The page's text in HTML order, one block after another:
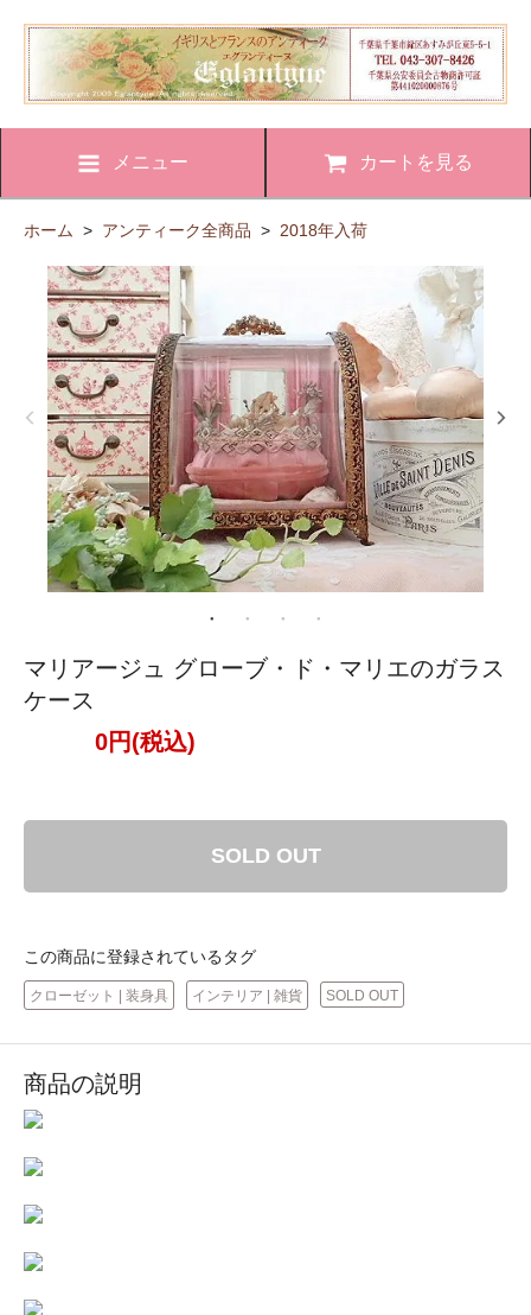
メニュー カートを見る
ホーム > アンティーク全商品 > 2018年入荷
マリアージュ グローブ・ド・マリエのガラス
ケース
0円(税込)
SOLD OUT
この商品に登録されているタグ
クローゼット | 装身具 インテリア | 雑貨 SOLD OUT
商品の説明